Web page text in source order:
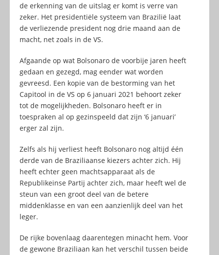
de erkenning van de uitslag er komt is verre van
zeker. Het presidentiële systeem van Brazilië laat
de verliezende president nog drie maand aan de
macht, net zoals in de VS.
Afgaande op wat Bolsonaro de voorbije jaren heeft
gedaan en gezegd, mag eender wat worden
gevreesd. Een kopie van de bestorming van het
Capitool in de VS op 6 januari 2021 behoort zeker
tot de mogelijkheden. Bolsonaro heeft er in
toespraken al op gezinspeeld dat zijn ‘6 januari’
erger zal zijn.
Zelfs als hij verliest heeft Bolsonaro nog altijd één
derde van de Braziliaanse kiezers achter zich. Hij
heeft echter geen machtsapparaat als de
Republikeinse Partij achter zich, maar heeft wel de
steun van een groot deel van de betere
middenklasse en van een aanzienlijk deel van het
leger.
De rijke bovenlaag daarentegen minacht hem. Voor
de gewone Braziliaan kan het verschil tussen beide